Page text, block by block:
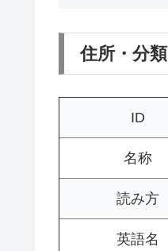
住所・分類
ID
名称
読み方
英語名